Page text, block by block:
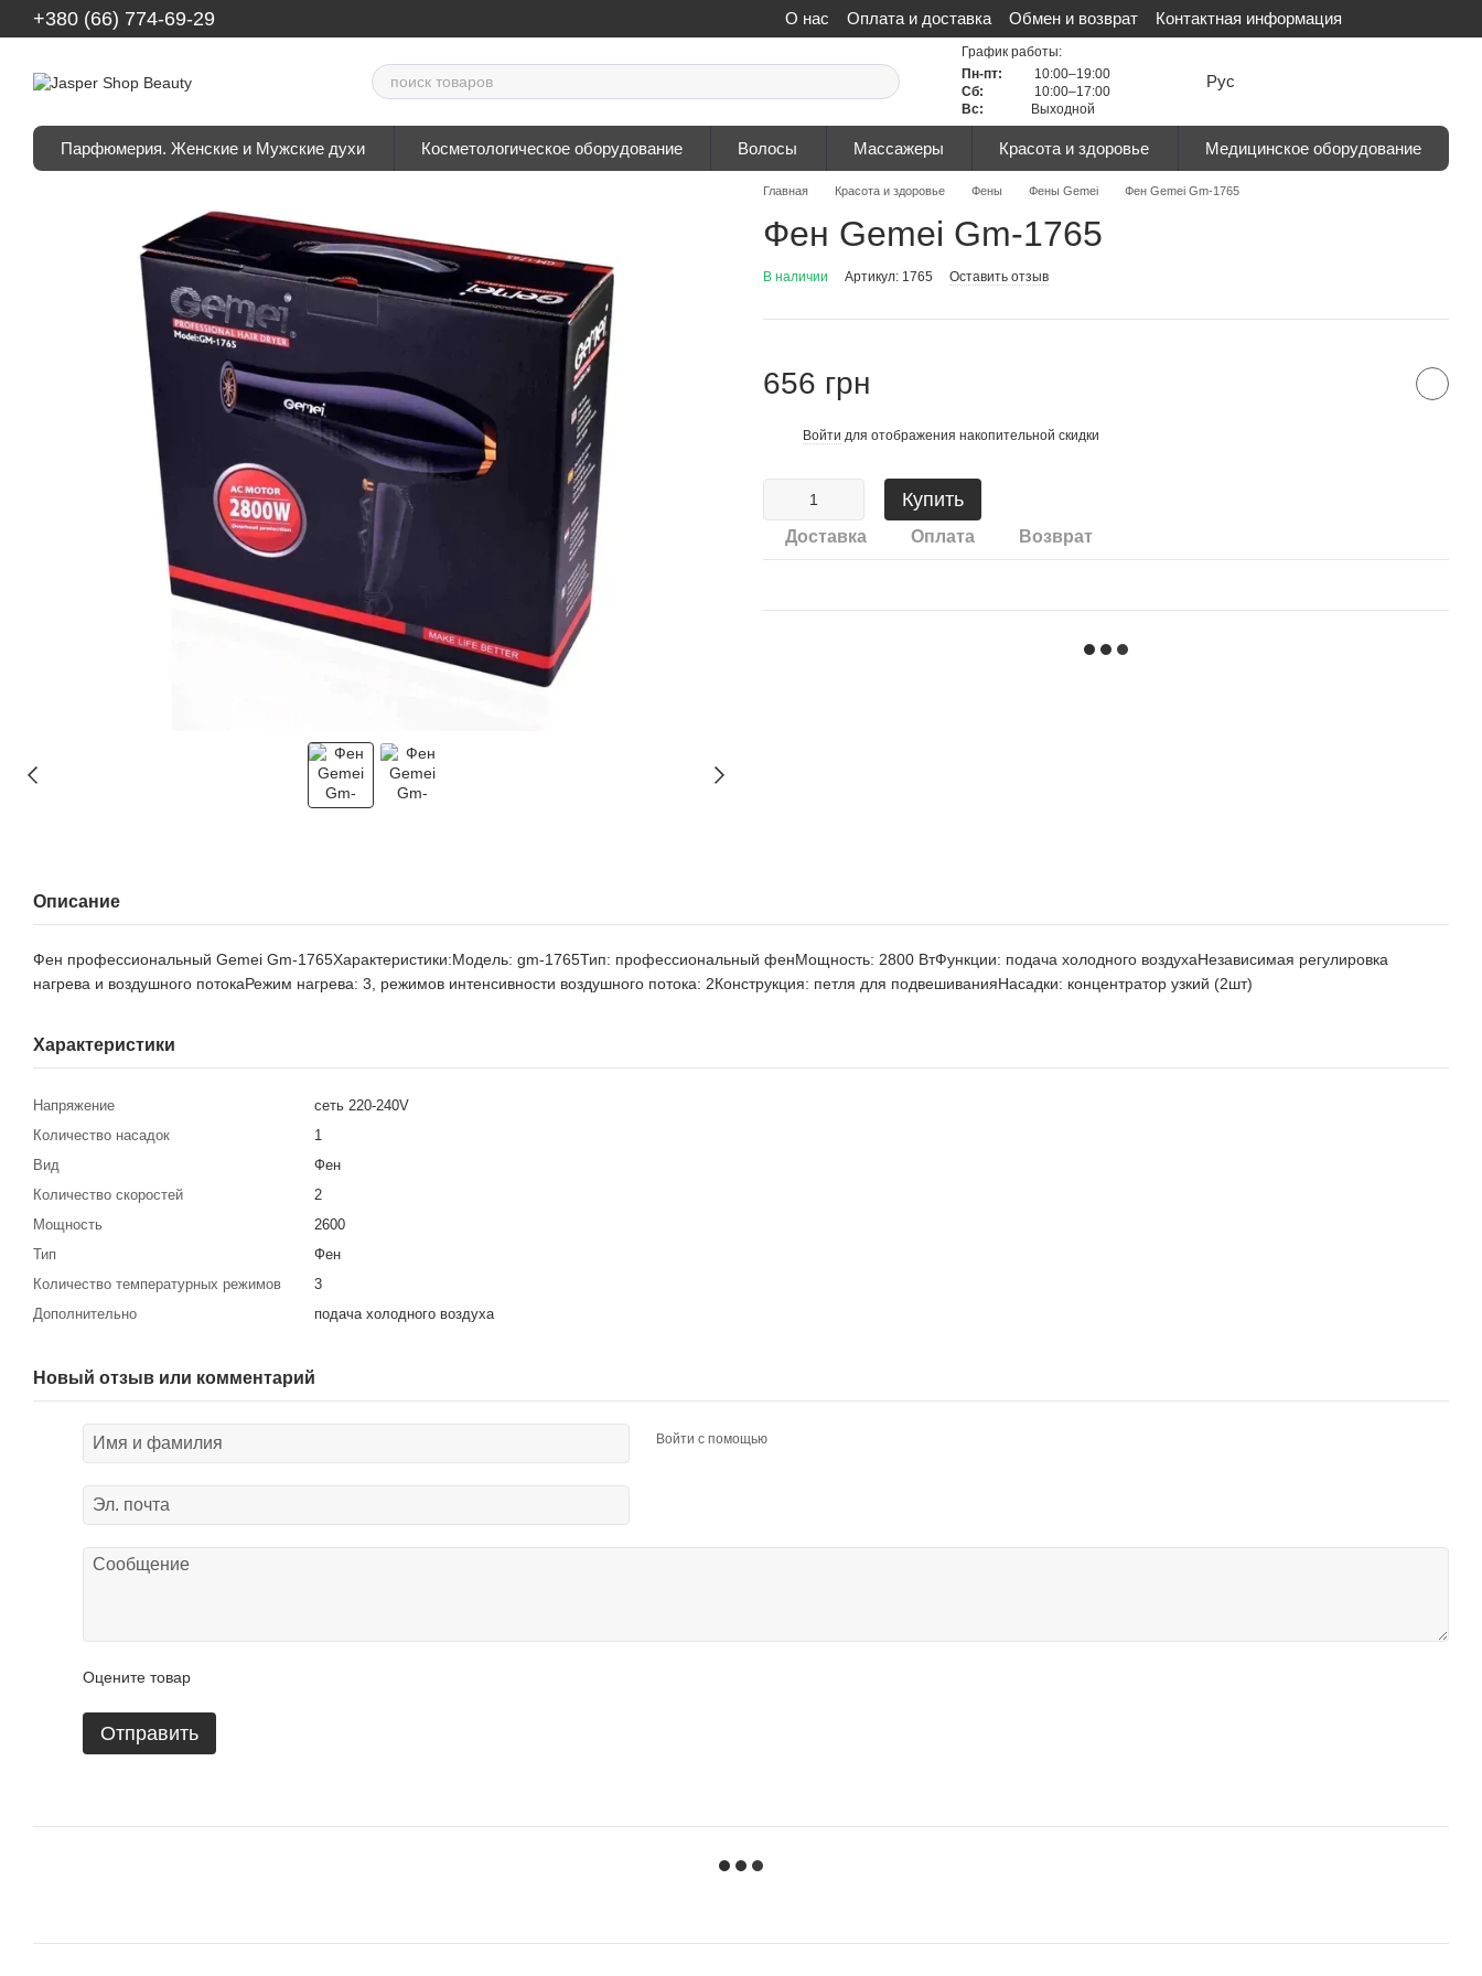
Перейти к основному контенту
+380 (66) 774-69-29 О нас Оплата и доставка Обмен и возврат
Контактная информация
Политика конфиденциальности
Сертификаты Отзывы о магазине
График работы:
Пн-пт:
10:00–19:00
Сб:
10:00–17:00
Вс:
Выходной
Рус
Парфюмерия. Женские и Мужские духи Косметологическое оборудование Волосы Массажеры Красота и здоровье Медицинское оборудование
Главная Красота и здоровье Фены Фены Gemei Фен Gemei Gm-1765
Фен Gemei Gm-1765
В наличии Артикул: 1765 Оставить отзыв
656 грн
Войти для отображения накопительной скидки
Купить
Доставка Оплата Возврат
Описание
Фен профессиональный Gemei Gm-1765Характеристики:Модель: gm-1765Тип: профессиональный фенМощность: 2800 ВтФункции: подача холодного воздухаНезависимая регулировка
нагрева и воздушного потокаРежим нагрева: 3, режимов интенсивности воздушного потока: 2Конструкция: петля для подвешиванияНасадки: концентратор узкий (2шт)
Характеристики
Напряжение
сеть 220-240V
Количество насадок
1
Вид
Фен
Количество скоростей
2
Мощность
2600
Тип
Фен
Количество температурных режимов
3
Дополнительно
подача холодного воздуха
Новый отзыв или комментарий
Войти с помощью
Оцените товар
Отправить